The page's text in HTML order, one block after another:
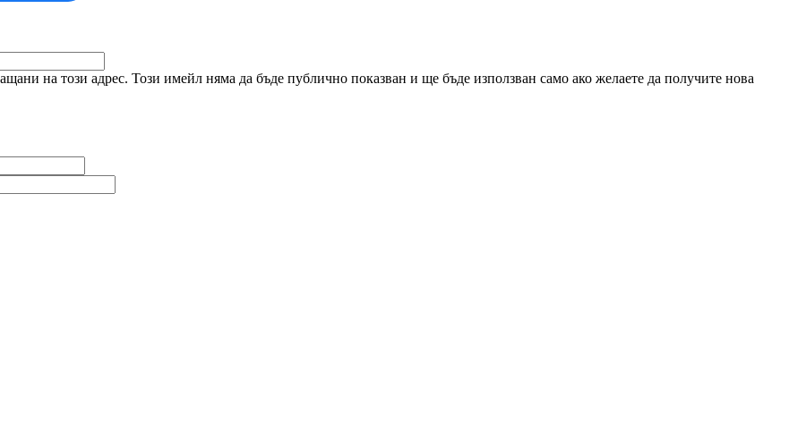
на този адрес. Този имейл няма да бъде публично показван и ще бъде използван само ако желаете да получите нова